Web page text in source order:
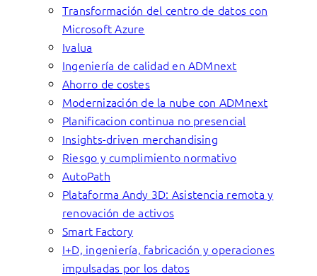
Transformación del centro de datos con
Microsoft Azure
Ivalua
Ingeniería de calidad en ADMnext
Ahorro de costes
Modernización de la nube con ADMnext
Planificacion continua no presencial
Insights-driven merchandising
Riesgo y cumplimiento normativo
AutoPath
Plataforma Andy 3D: Asistencia remota y
renovación de activos
Smart Factory
I+D, ingeniería, fabricación y operaciones
impulsadas por los datos